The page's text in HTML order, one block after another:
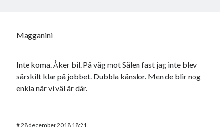
Magganini
Inte koma. Åker bil. På väg mot Sälen fast jag inte blev
särskilt klar på jobbet. Dubbla känslor. Men de blir nog
enkla när vi väl är där.
#28 december 2018 18:21